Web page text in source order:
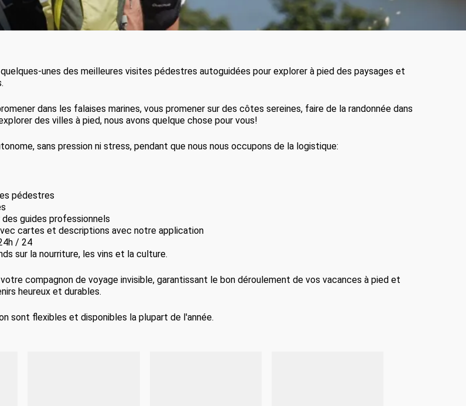
unes des meilleures visites pédestres autoguidées pour explorer à pied des paysages et
dans les falaises marines, vous promener sur des côtes sereines, faire de la randonnée dans
des villes à pied, nous avons quelque chose pour vous!
sans pression ni stress, pendant que nous nous occupons de la logistique:
pédestres
guides professionnels
cartes et descriptions avec notre application
/ 24
sur la nourriture, les vins et la culture.
compagnon de voyage invisible, garantissant le bon déroulement de vos vacances à pied et
heureux et durables.
sont flexibles et disponibles la plupart de l'année.